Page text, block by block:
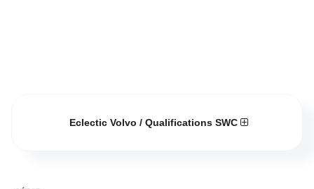
Eclectic Volvo / Qualifications SWC